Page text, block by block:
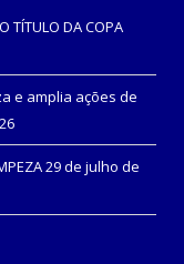
TÍTULO DA COPA
e amplia ações de
29 de julho de